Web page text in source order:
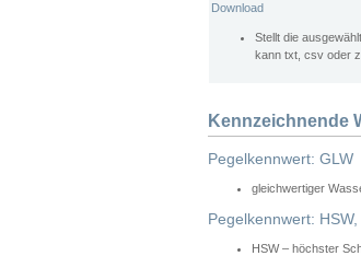
Download
Stellt die
kann txt, csv oder
Kennzeichnende
Pegelkennwert: GLW
gleichwertiger
Pegelkennwert:
HSW – höchster